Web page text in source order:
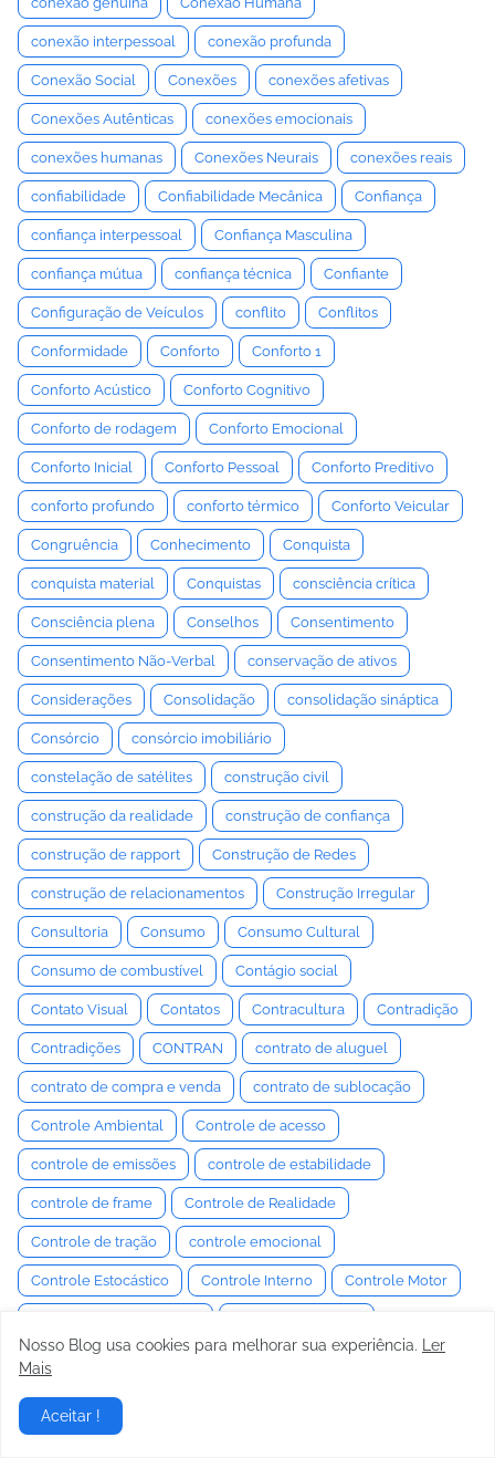
conexão interpessoal conexão profunda
Conexão Social Conexões conexões afetivas
Conexões Autênticas conexões emocionais
conexões humanas Conexões Neurais conexões reais
confiabilidade Confiabilidade Mecânica Confiança
confiança interpessoal Confiança Masculina
confiança mútua confiança técnica Confiante
Configuração de Veículos conflito Conflitos
Conformidade Conforto Conforto 1
Conforto Acústico Conforto Cognitivo
Conforto de rodagem Conforto Emocional
Conforto Inicial Conforto Pessoal Conforto Preditivo
conforto profundo conforto térmico Conforto Veicular
Congruência Conhecimento Conquista
conquista material Conquistas consciência crítica
Consciência plena Conselhos Consentimento
Consentimento Não-Verbal conservação de ativos
Considerações Consolidação consolidação sináptica
Consórcio consórcio imobiliário
constelação de satélites construção civil
construção da realidade construção de confiança
construção de rapport Construção de Redes
construção de relacionamentos Construção Irregular
Consultoria Consumo Consumo Cultural
Consumo de combustível Contágio social
Contato Visual Contatos Contracultura Contradição
Contradições CONTRAN contrato de aluguel
contrato de compra e venda contrato de sublocação
Controle Ambiental Controle de acesso
controle de emissões controle de estabilidade
controle de frame Controle de Realidade
Controle de tração controle emocional
Controle Estocástico Controle Interno Controle Motor
controle social Convenção Convencimento
Convergência e Câmber
Conversação
Nosso Blog usa cookies para melhorar sua experiência.
Ler
Mais
Aceitar !